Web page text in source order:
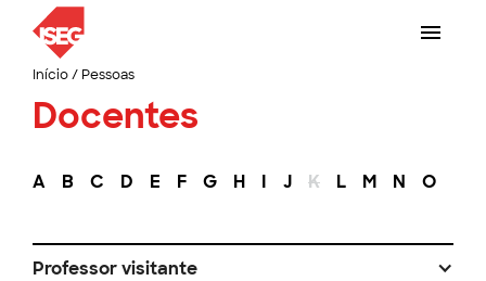
Início/ Pessoas
Docentes
A B C D E F G H I J K L M N O
Professor visitante